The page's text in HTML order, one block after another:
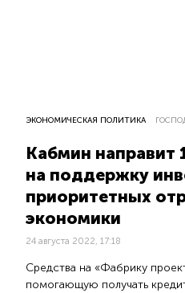
ЭКОНОМИЧЕСКАЯ ПОЛИТИКА
Кабмин направит
на поддержку
приоритетных
экономики
24 августа 2022, 17:18
Средства на «Фабрику
помогающую получать